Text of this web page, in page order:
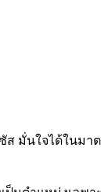
ส มั่นใจได้ในม